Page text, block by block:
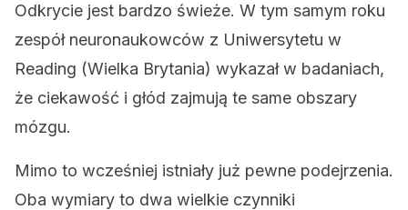
Odkrycie jest bardzo świeże. W tym samym roku
zespół neuronaukowców z Uniwersytetu w
Reading (Wielka Brytania) wykazał w badaniach,
że ciekawość i głód zajmują te same obszary
mózgu.
Mimo to wcześniej istniały już pewne podejrzenia.
Oba wymiary to dwa wielkie czynniki